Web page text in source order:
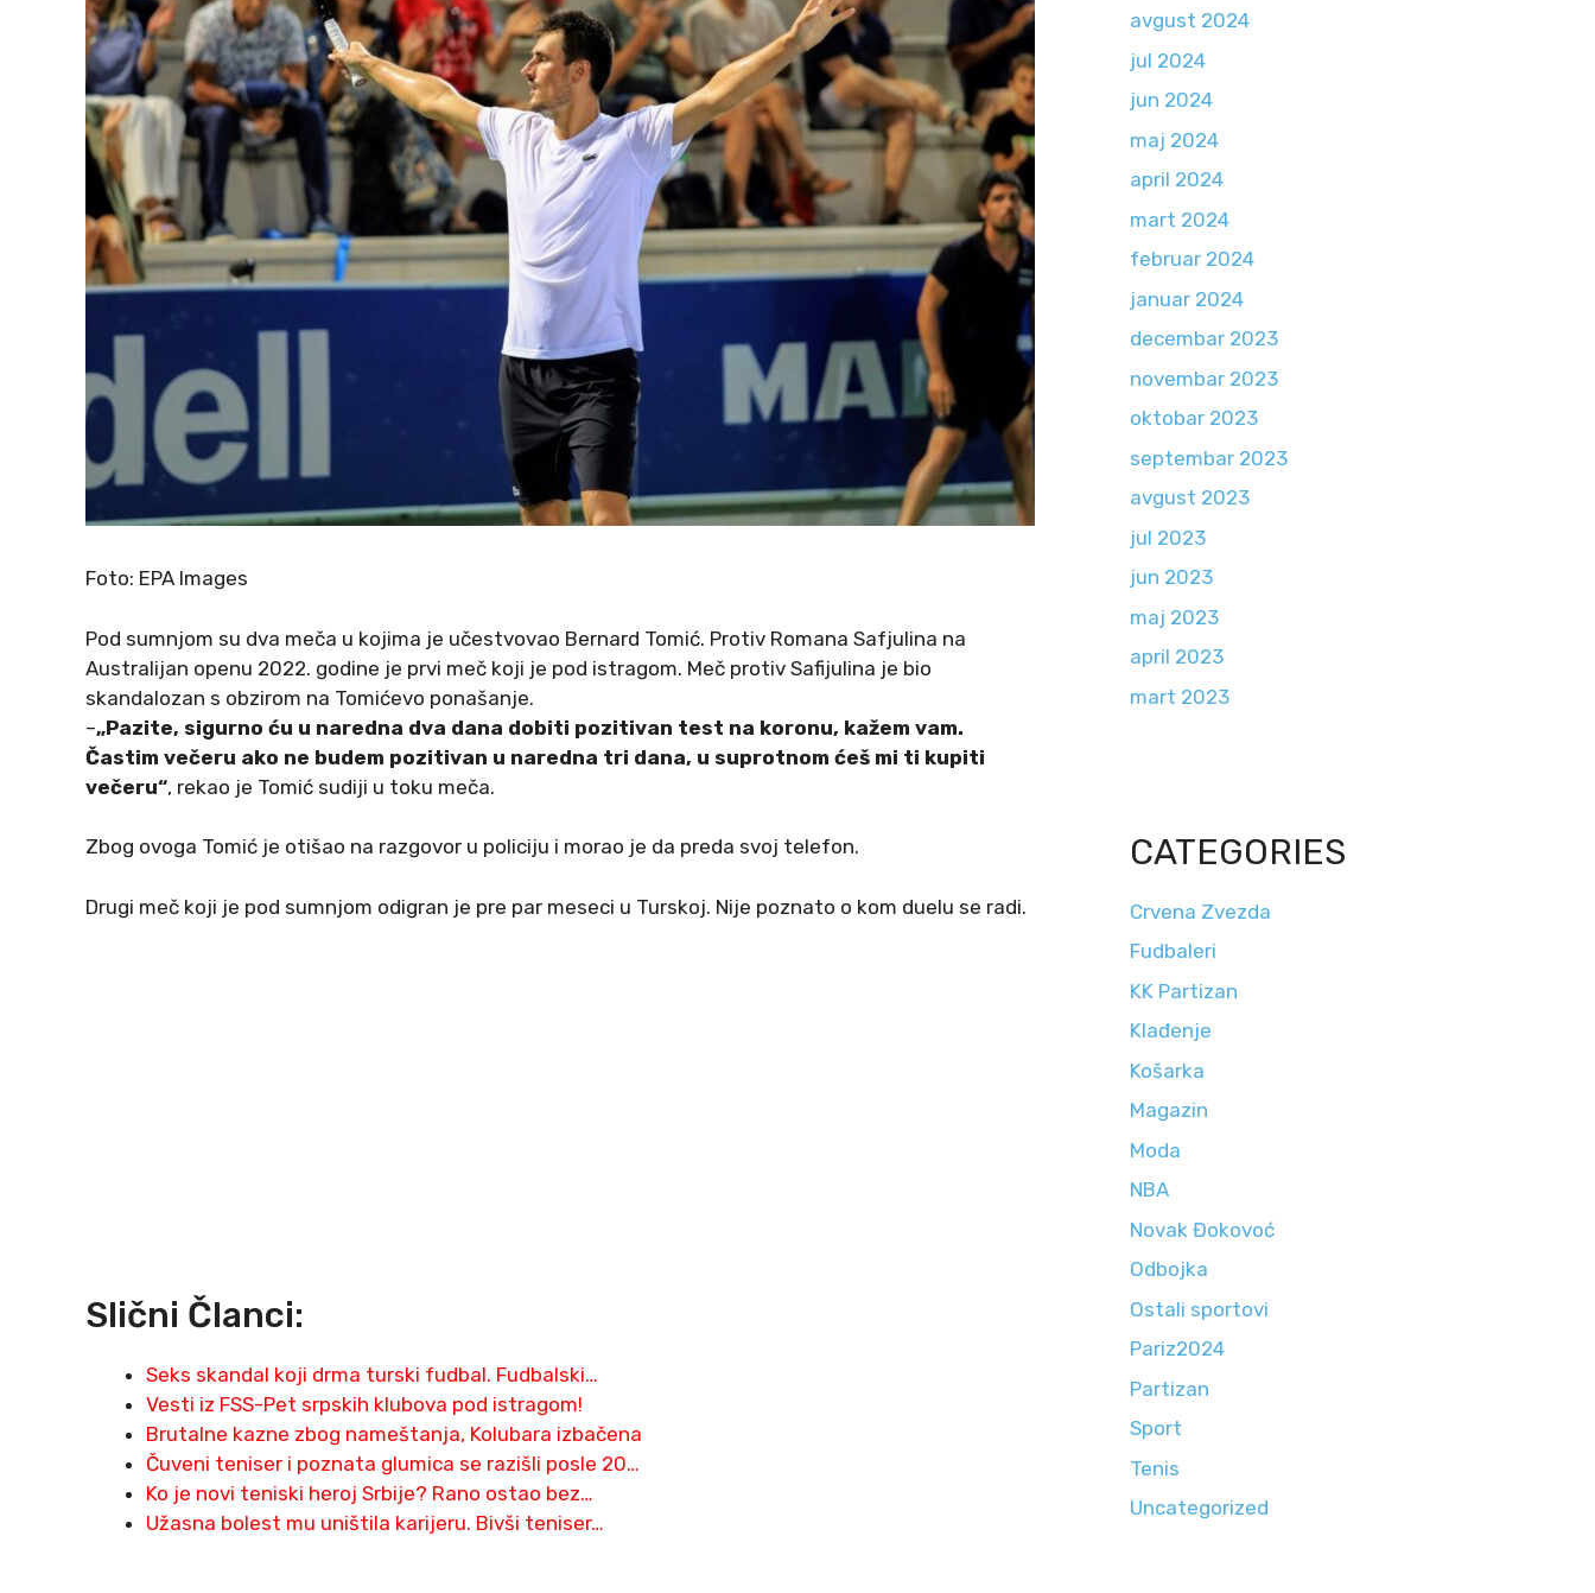
Foto: EPA Images
Pod sumnjom su dva meča u kojima je učestvovao Bernard Tomić. Protiv Romana Safjulina na
Australijan openu 2022. godine je prvi meč koji je pod istragom. Meč protiv Safijulina je bio
skandalozan s obzirom na Tomićevo ponašanje.
–„Pazite, sigurno ću u naredna dva dana dobiti pozitivan test na koronu, kažem vam.
Častim večeru ako ne budem pozitivan u naredna tri dana, u suprotnom ćeš mi ti kupiti
večeru“, rekao je Tomić sudiji u toku meča.
Zbog ovoga Tomić je otišao na razgovor u policiju i morao je da preda svoj telefon.
Drugi meč koji je pod sumnjom odigran je pre par meseci u Turskoj. Nije poznato o kom duelu se radi.
Slični Članci:
Seks skandal koji drma turski fudbal. Fudbalski…
Vesti iz FSS-Pet srpskih klubova pod istragom!
Brutalne kazne zbog nameštanja, Kolubara izbačena
Čuveni teniser i poznata glumica se razišli posle 20…
Ko je novi teniski heroj Srbije? Rano ostao bez…
Užasna bolest mu uništila karijeru. Bivši teniser…
avgust 2024
jul 2024
jun 2024
maj 2024
april 2024
mart 2024
februar 2024
januar 2024
decembar 2023
novembar 2023
oktobar 2023
septembar 2023
avgust 2023
jul 2023
jun 2023
maj 2023
april 2023
mart 2023
CATEGORIES
Crvena Zvezda
Fudbaleri
KK Partizan
Klađenje
Košarka
Magazin
Moda
NBA
Novak Đokovoć
Odbojka
Ostali sportovi
Pariz2024
Partizan
Sport
Tenis
Uncategorized